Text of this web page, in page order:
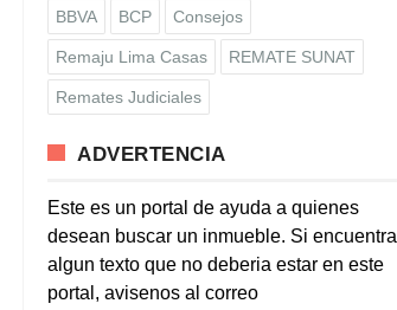
BBVA BCP Consejos
Remaju Lima Casas REMATE SUNAT
Remates Judiciales
ADVERTENCIA
Este es un portal de ayuda a quienes
desean buscar un inmueble. Si encuentra
algun texto que no deberia estar en este
portal, avisenos al correo